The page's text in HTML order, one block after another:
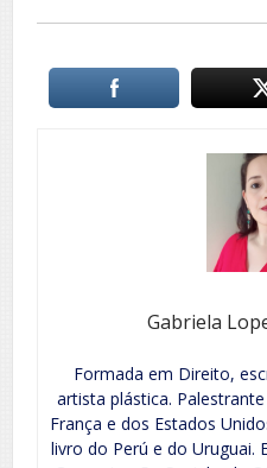
Gabriela
Formada em Direito,
artista plástica.
França e dos Estados
livro do Perú e do Uruguai.